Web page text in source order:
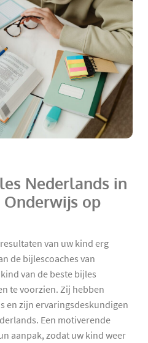
Nederlands in
Onderwijs op
van uw kind erg
de bijlescoaches van
van de beste bijles
te voorzien. Zij hebben
en zijn ervaringsdeskundigen
Een motiverende
aanpak, zodat uw kind weer